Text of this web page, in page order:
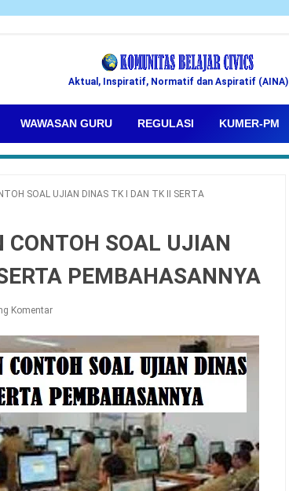
Aktual, Inspiratif, Normatif dan Aspiratif (AINA)
WAWASAN GURU REGULASI KUMER-PM
SOAL UJIAN DINAS TK I DAN TK II SERTA
SOAL UJIAN
PEMBAHASANNYA
Komentar